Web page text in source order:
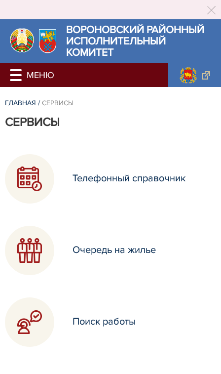
ВОРОНОВСКИЙ РАЙОННЫЙ
ИСПОЛНИТЕЛЬНЫЙ
КОМИТЕТ
ГЛАВНАЯ / СЕРВИСЫ
СЕРВИСЫ
Телефонный справочник
Очередь на жилье
Поиск работы